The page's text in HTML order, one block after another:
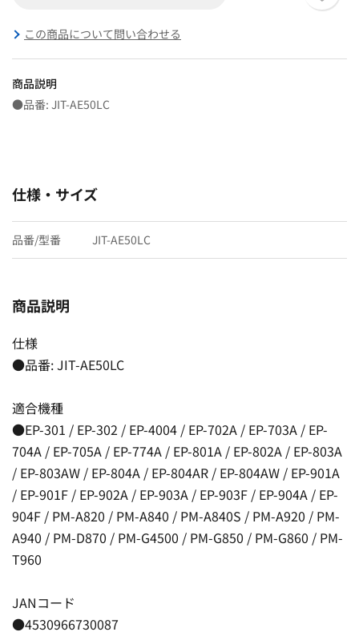
この商品について問い合わせる
商品説明
●品番: JIT-AE50LC
仕様・サイズ
品番/型番 JIT-AE50LC
商品説明
仕様
●品番: JIT-AE50LC
適合機種
●EP-301 / EP-302 / EP-4004 / EP-702A / EP-703A / EP-
704A / EP-705A / EP-774A / EP-801A / EP-802A / EP-803A
/ EP-803AW / EP-804A / EP-804AR / EP-804AW / EP-901A
/ EP-901F / EP-902A / EP-903A / EP-903F / EP-904A / EP-
904F / PM-A820 / PM-A840 / PM-A840S / PM-A920 / PM-
A940 / PM-D870 / PM-G4500 / PM-G850 / PM-G860 / PM-
T960
JANコード
●4530966730087